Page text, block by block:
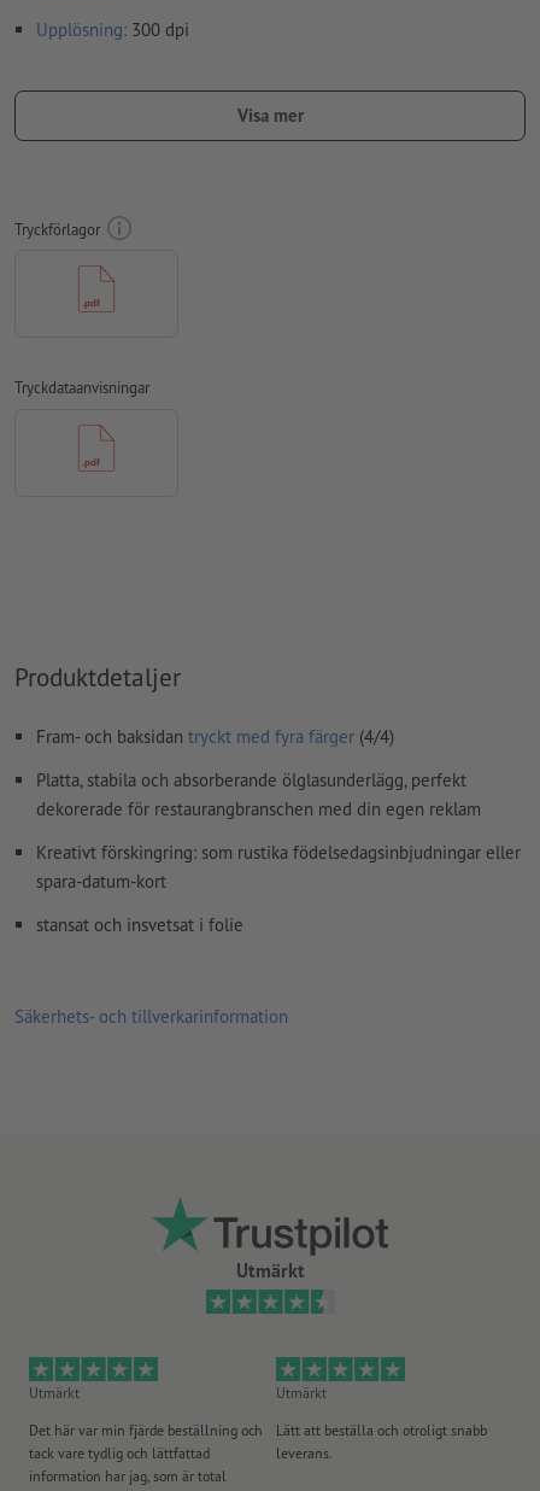
Upplösning: 300 dpi
teckensnittmåste våra fullständigt inbäddade eller
färgläge:
CMYK, FOGRA52 (PSO Uncoated v3 FOGRA52) för
obestruket papper
svarta designelement: Ska läggas på enfärgat svart (Cyan 0
%, Magenta 0 %, Yellow 0 %, Key 100 %) för att utesluta
stavfel och sättningsfel
övertrycksinställningar
kommentarer
Visa mer
Tryckförlagor
Tryckdataanvisningar
Produktdetaljer
Fram- och baksidan tryckt med fyra färger (4/4)
Platta, stabila och absorberande ölglasunderlägg, perfekt
dekorerade för restaurangbranschen med din egen reklam
Kreativt förskingring: som rustika födelsedagsinbjudningar eller
spara-datum-kort
stansat och insvetsat i folie
Säkerhets- och tillverkarinformation
Utmärkt
Utmärkt
Det här var min fjärde beställning och
tack vare tydlig och lättfattad
information har jag, som är total
Utmärkt
Lätt att beställa och otroligt snabb
leverans.